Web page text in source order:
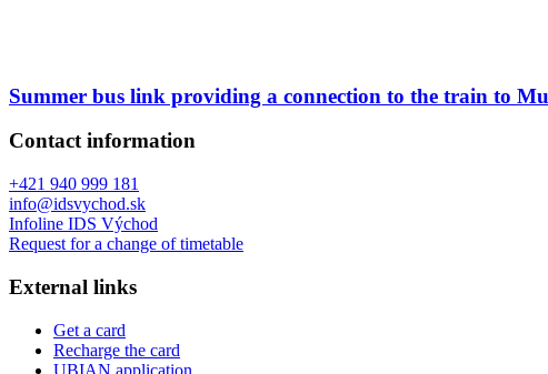
Summer bus link providing a connection to the train to
Contact information
+421 940 999 181
info@idsvychod.sk
Infoline IDS Východ
Request for a change of timetable
External links
Get a card
Recharge the card
UBIAN application